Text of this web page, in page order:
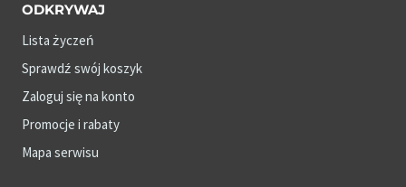
ODKRYWAJ
Lista życzeń
Sprawdź swój koszyk
Zaloguj się na konto
Promocje i rabaty
Mapa serwisu